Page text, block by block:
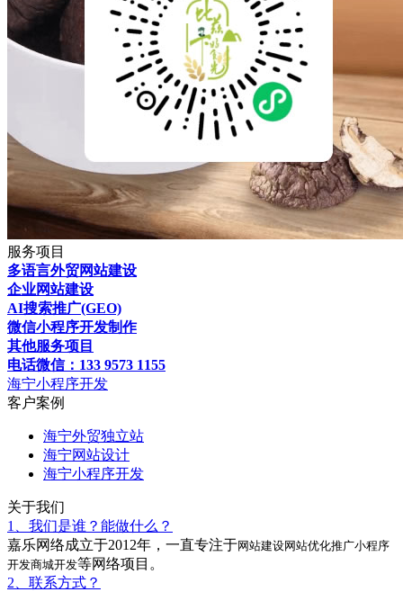
服务项目
多语言外贸网站建设
企业网站建设
AI搜索推广(GEO)
微信小程序开发制作
其他服务项目
电话微信：133 9573 1155
海宁小程序开发
客户案例
海宁外贸独立站
海宁网站设计
海宁小程序开发
关于我们
1、我们是谁？能做什么？
嘉乐网络成立于2012年，一直专注于网站建设网站优化推广小程序
开发商城开发等网络项目。
2、联系方式？